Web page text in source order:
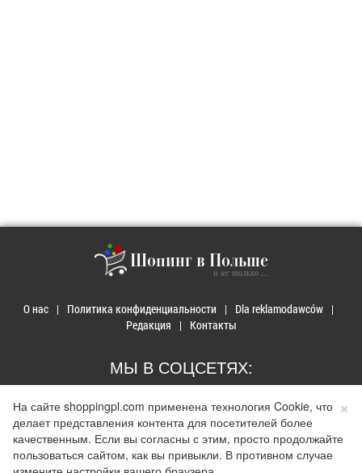
Шопинг в Польше
и не только ...
О нас Политика конфиденциальности
Dla reklamodawców
Редакция
Контакты
МЫ В СОЦСЕТЯХ:
© 2026 Покупки в Польше. Developed byRealnet.cf.Depositphotos
Использование материалов допускается только при наличии активной ссылки на
×
На сайте shoppingpl.com применена технология Cookie, что
делает представления контента для посетителей более
качественным. Если вы согласны с этим, просто продолжайте
пользоваться сайтом, как вы привыкли. В противном случае